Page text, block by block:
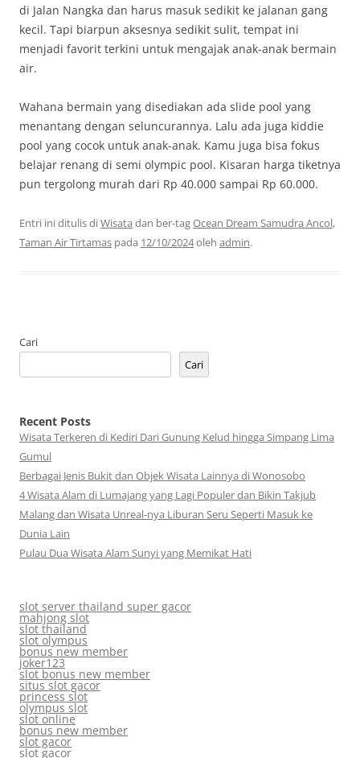
di Jalan Nangka dan harus masuk sedikit ke jalanan gang
kecil. Tapi biarpun aksesnya sedikit sulit, tempat ini
menjadi favorit terkini untuk mengajak anak-anak bermain
air.
Wahana bermain yang disediakan ada slide pool yang
menantang dengan seluncurannya. Lalu ada juga kiddie
pool yang cocok untuk anak-anak. Kamu juga bisa fokus
belajar renang di semi olympic pool. Kisaran harga tiketnya
pun tergolong murah dari Rp 40.000 sampai Rp 60.000.
Entri ini ditulis diWisata dan ber-tagOcean Dream Samudra Ancol,
Taman Air Tirtamas pada 12/10/2024oleh admin.
Cari
Cari
Recent Posts
Wisata Terkeren di Kediri Dari Gunung Kelud hingga Simpang Lima
Gumul
Berbagai Jenis Bukit dan Objek Wisata Lainnya di Wonosobo
4 Wisata Alam di Lumajang yang Lagi Populer dan Bikin Takjub
Malang dan Wisata Unreal-nya Liburan Seru Seperti Masuk ke
Dunia Lain
Pulau Dua Wisata Alam Sunyi yang Memikat Hati
slot server thailand super gacor
mahjong slot
slot thailand
slot olympus
bonus new member
joker123
slot bonus new member
situs slot gacor
princess slot
olympus slot
slot online
bonus new member
slot gacor
slot gacor